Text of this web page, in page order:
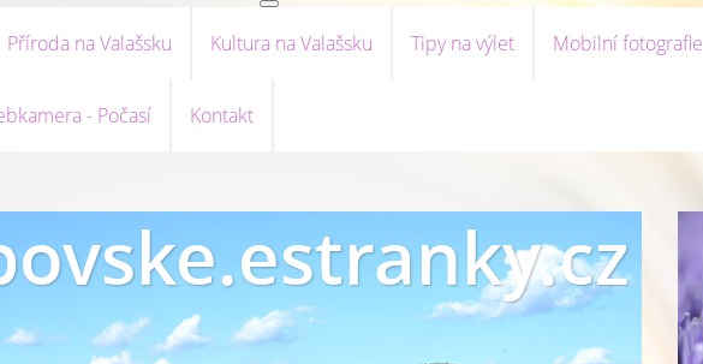
Příroda na Valašsku Kultura na Valašsku Tipy na výlet Mobilní fotografie
- Počasí Kontakt